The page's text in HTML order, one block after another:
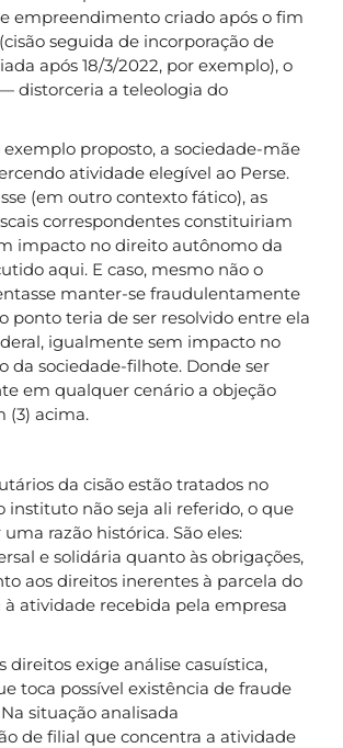
empreendimento criado após o fim
seguida de incorporação de
após 18/3/2022, por exemplo), o
distorceria a teleologia do
proposto, a sociedade-mãe
atividade elegível ao Perse.
(em outro contexto fático), as
correspondentes constituiriam
impacto no direito autônomo da
aqui. E caso, mesmo não o
manter-se fraudulentamente
ponto teria de ser resolvido entre ela
igualmente sem impacto no
da sociedade-filhote. Donde ser
em qualquer cenário a objeção
(3) acima.
da cisão estão tratados no
instituto não seja ali referido, o que
razão histórica. São eles:
e solidária quanto às obrigações,
aos direitos inerentes à parcela do
atividade recebida pela empresa
direitos exige análise casuística,
toca possível existência de fraude
situação analisada
de filial que concentra a atividade